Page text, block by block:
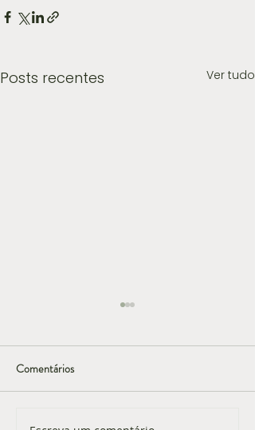
Posts recentes Ver tudo
Comentários